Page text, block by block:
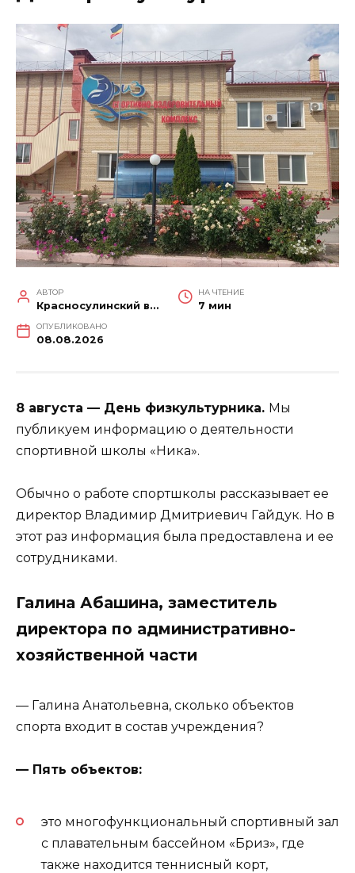
АВТОР
Красносулинский вестник
НА ЧТЕНИЕ
7 мин
ОПУБЛИКОВАНО
08.08.2026
8 августа — День физкультурника. Мы
публикуем информацию о деятельности
спортивной школы «Ника».
Обычно о работе спортшколы рассказывает ее
директор Владимир Дмитриевич Гайдук. Но в
этот раз информация была предоставлена и ее
сотрудниками.
Галина Абашина, заместитель
директора по административно-
хозяйственной части
— Галина Анатольевна, сколько объектов
спорта входит в состав учреждения?
— Пять объектов:
это многофункциональный спортивный зал
с плавательным бассейном «Бриз», где
также находится теннисный корт,